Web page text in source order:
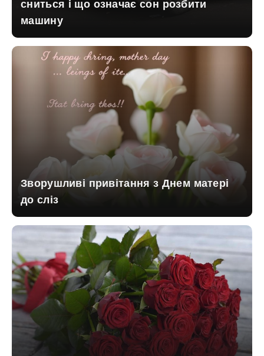
сниться і що означає сон розбити
машину
Зворушливі привітання з Днем матері
до сліз